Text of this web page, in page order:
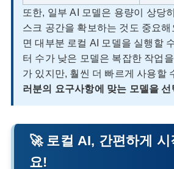
또한, 일부 AI 모델은 용량이 상당
스크 공간을 확보하는 것도 중요
면 대부분 로컬 AI 모델을 실행할
터 수가 낮은 모델은 복잡한 작업
가 있지만, 훨씬 더 빠르게 사용할
러분의 요구사항에 맞는 모델을 선
🚀 로컬 AI, 간편하게 시
요!